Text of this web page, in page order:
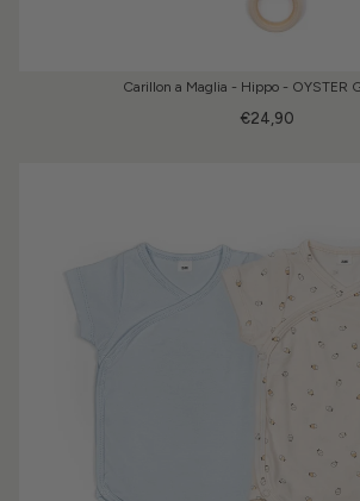
Carillon a Maglia - Hippo - OYSTER
€24,90